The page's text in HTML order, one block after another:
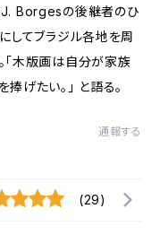
Borgesの後継者のひ
してブラジル各地を周
「木版画は自分が家族
げたい。」 と語る。
通報する
(29)